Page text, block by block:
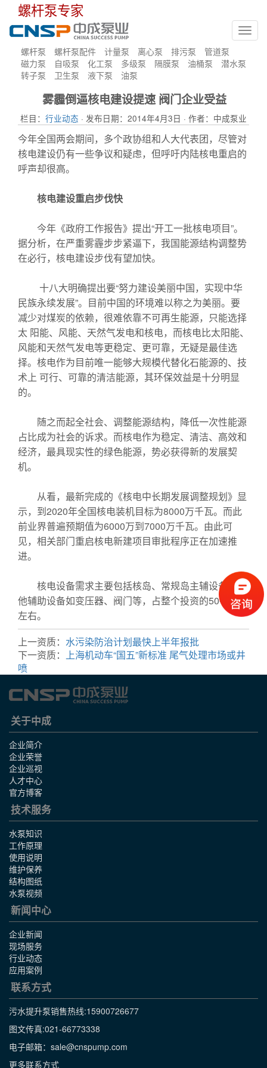
螺杆泵专家
螺杆泵 螺杆泵配件 计量泵 离心泵 排污泵
管道泵
磁力泵
自吸泵 化工泵 多级泵 隔膜泵 油桶泵
潜水泵
转子泵
卫生泵 液下泵 油泵
雾霾倒逼核电建设提速 阀门企业受益
栏目： 行业动态 · 发布日期：2014年4月3日 · 作者：中成泵业
今年全国两会期间，多个政协组和人大代表团，尽管对
核电建设仍有一些争议和疑虑，但呼吁内陆核电重启的
呼声却很高。
核电建设重启步伐快
今年《政府工作报告》提出“开工一批核电项目”。
据分析，在严重雾霾步步紧逼下，我国能源结构调整势
在必行，核电建设步伐有望加快。
十八大明确提出要“努力建设美丽中国，实现中华
民族永续发展”。目前中国的环境难以称之为美丽。要
减少对煤炭的依赖，很难依靠不可再生能源，只能选择
太 阳能、风能、天然气发电和核电，而核电比太阳能、
风能和天然气发电等更稳定、更可靠，无疑是最佳选
择。核电作为目前唯一能够大规模代替化石能源的、技
术上 可行、可靠的清洁能源，其环保效益是十分明显
的。
随之而起全社会、调整能源结构，降低一次性能源
占比成为社会的诉求。而核电作为稳定、清洁、高效和
经济，最具现实性的绿色能源，势必获得新的发展契
机。
从看，最新完成的《核电中长期发展调整规划》显
示，到2020年全国核电装机目标为8000万千瓦。而此
前业界普遍预期值为6000万到7000万千瓦。由此可
见，相关部门重启核电新建项目审批程序正在加速推
进。
核电设备需求主要包括核岛、常规岛主辅设备和其
他辅助设备如变压器、阀门等，占整个投资的50-60%
左右。
上一资质： 水污染防治计划最快上半年报批
下一资质： 上海机动车“国五”新标准 尾气处理市场或井
喷
关于中成
企业简介
企业荣誉
企业巡视
人才中心
官方博客
技术服务
水泵知识
工作原理
使用说明
维护保养
结构图纸
水泵视频
新闻中心
企业新闻
现场服务
行业动态
应用案例
联系方式
污水提升泵销售热线:15900726677
图文传真:021-66773338
电子邮箱：sale@cnspump.com
更多联系方式